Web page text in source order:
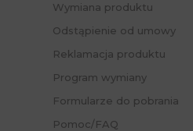
Wymiana produktu
Odstąpienie od umowy
Reklamacja produktu
Program wymiany
Formularze do pobrania
Pomoc/FAQ